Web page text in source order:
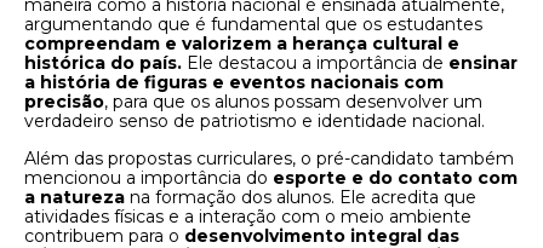
maneira como a história nacional é ensinada atualmente,
argumentando que é fundamental que os estudantes
compreendam e valorizem a herança cultural e
histórica do país. Ele destacou a importância de ensinar
a história de figuras e eventos nacionais com
precisão, para que os alunos possam desenvolver um
verdadeiro senso de patriotismo e identidade nacional.
Além das propostas curriculares, o pré-candidato também
mencionou a importância do esporte e do contato com
a natureza na formação dos alunos. Ele acredita que
atividades físicas e a interação com o meio ambiente
contribuem para o desenvolvimento integral das